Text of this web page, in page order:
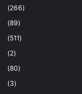
(266)
(89)
(511)
(2)
(80)
(3)